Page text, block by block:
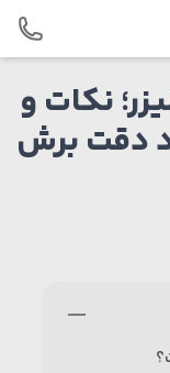
نکات و
دقت برش